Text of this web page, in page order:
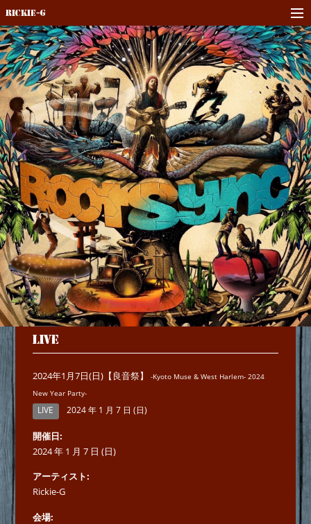
Rickie-G
LIVE
2024年1月7日(日)【良音祭】-Kyoto Muse & West Harlem- 2024
New Year Party-
LIVE 2024 年 1 月 7 日 (日)
開催日
2024 年 1 月 7 日 (日)
アーティスト
Rickie-G
会場